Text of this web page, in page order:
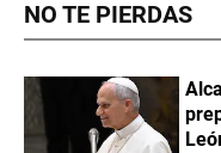
NO TE PIERDAS